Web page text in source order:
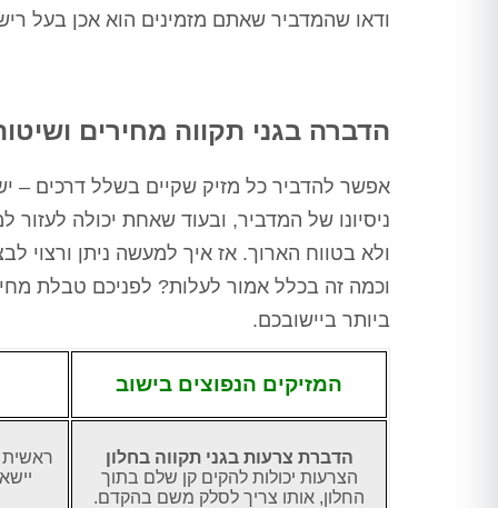
ודאו שהמדביר שאתם מזמינים הוא אכן בעל
הדברה בגני תקווה מחירים
אפשר להדביר כל מזיק שקיים בשלל דרכים –
ניסיונו של המדביר, ובעוד שאחת יכולה
ולא בטווח הארוך. אז איך למעשה ניתן ורצוי
וכמה זה בכלל אמור לעלות? לפניכם טבלת
ביותר ביישובכם.
המזיקים הנפוצים בישוב
הדברת צרעות בגני תקווה בחלון
הצרעות יכולות להקים קן שלם בתוך
החלון, אותו צריך לסלק משם בהקדם.
ראשית
ורק לאחר מכן ביצע הדברה
הציל אותנו אין מילה אחרת
תודה ערן, בטוחה שנתראה בשנה